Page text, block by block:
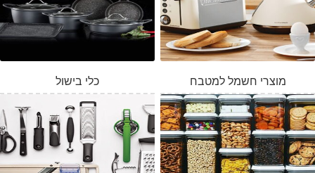
כלי בישול מוצרי חשמל למטבח